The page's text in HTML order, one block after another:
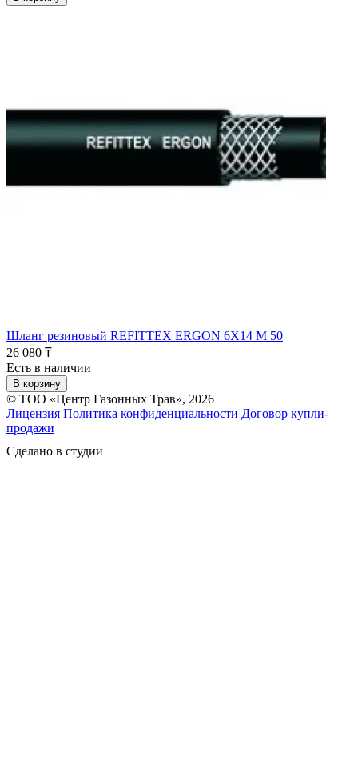
Шланг резиновый REFITTEX ERGON 6X14 M 50
26 080 ₸
Есть в наличии
В корзину
© ТОО «Центр Газонных Трав», 2026
Лицензия Политика конфиденциальности Договор купли-
продажи
Сделано в студии